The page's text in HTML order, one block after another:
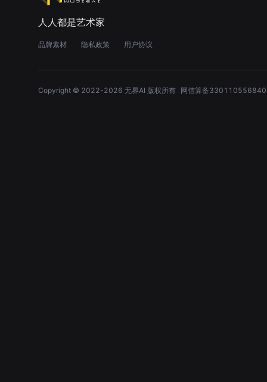
人人都是艺术家
品牌素材 隐私政策 用户协议
Copyright © 2022-2026 无界AI 版权所有 网信算备